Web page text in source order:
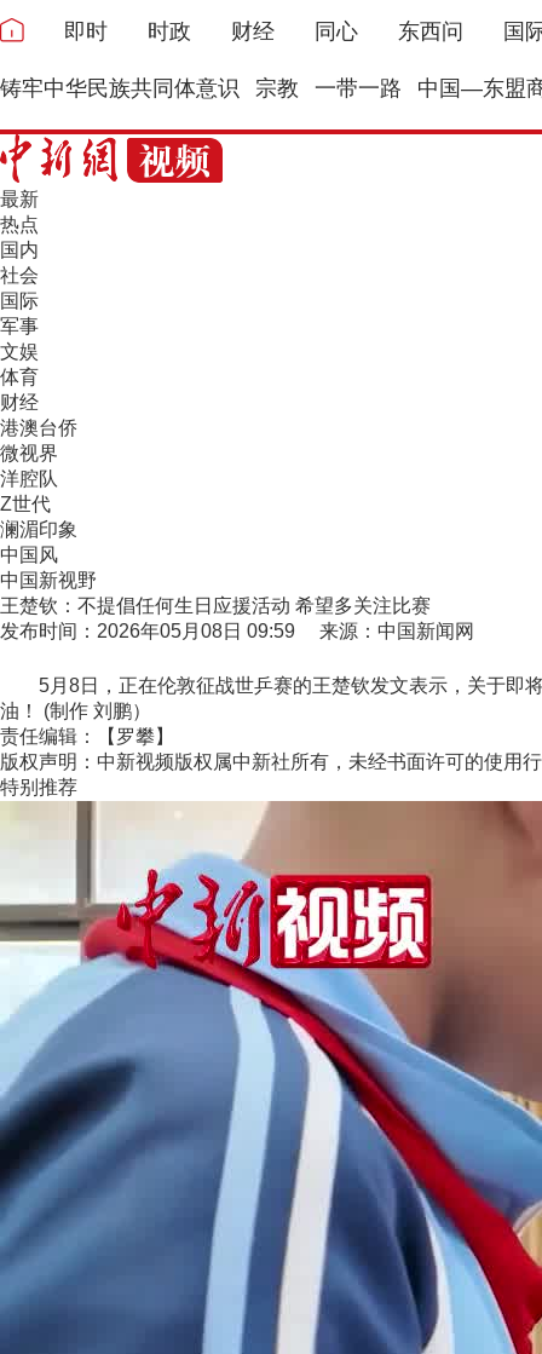
即时 时政 财经 同心 东西问 国
铸牢中华民族共同体意识 宗教 一带一路 中国—东盟
最新
热点
国内
社会
国际
军事
文娱
体育
财经
港澳台侨
微视界
洋腔队
Z世代
澜湄印象
中国风
中国新视野
王楚钦：不提倡任何生日应援活动 希望多关注比赛
发布时间：2026年05月08日 09:59 来源：中国新闻网
5月8日，正在伦敦征战世乒赛的王楚钦发文表示，关于即将
油！ (制作 刘鹏）
责任编辑：【罗攀】
版权声明：中新视频版权属中新社所有，未经书面许可的使用
特别推荐